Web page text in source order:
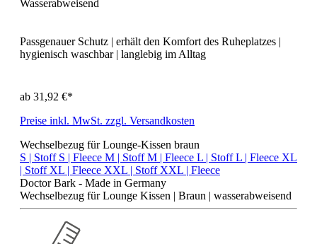
Passgenauer Schutz | erhält den Komfort des Ruheplatzes |
hygienisch waschbar | langlebig im Alltag
ab 31,92 €*
Preise inkl. MwSt. zzgl. Versandkosten
Wechselbezug für Lounge-Kissen braun
S | Stoff S | Fleece M | StoffM | Fleece L | StoffL | Fleece XL
| Stoff XL | Fleece XXL | Stoff XXL | Fleece
Doctor Bark - Made in Germany
Wechselbezug für Lounge Kissen | Braun | wasserabweisend